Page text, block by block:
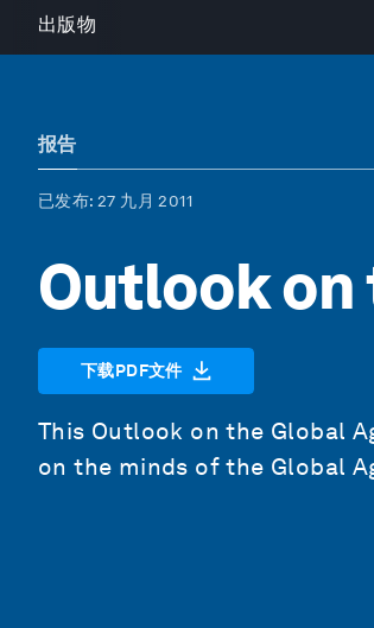
出版物
报告
已发布: 27 九月 2011
Outlook on
下载PDF文件
This Outlook on the Global
on the minds of the Global